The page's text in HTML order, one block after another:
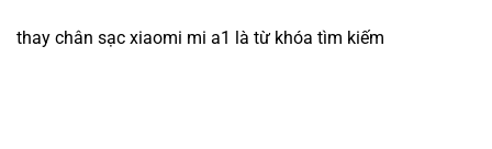
thay chân sạc xiaomi mi a1 là từ khóa tìm kiếm